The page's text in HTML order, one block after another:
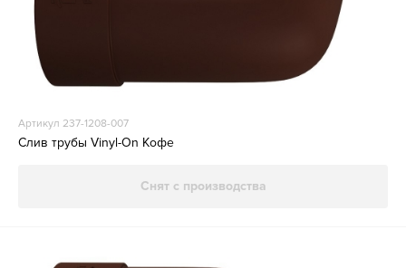
Артикул 237-1208-007
Слив трубы Vinyl-On Кофе
Снят с производства